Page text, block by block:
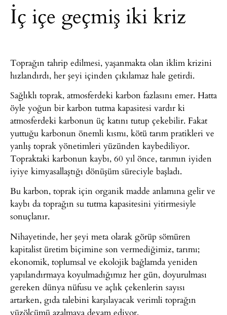
İç içe geçmiş iki kriz
Toprağın tahrip edilmesi, yaşanmakta olan iklim krizini
hızlandırdı, her şeyi içinden çıkılamaz hale getirdi.
Sağlıklı toprak, atmosferdeki karbon fazlasını emer. Hatta
öyle yoğun bir karbon tutma kapasitesi vardır ki
atmosferdeki karbonun üç katını tutup çekebilir. Fakat
yuttuğu karbonun önemli kısmı, kötü tarım pratikleri ve
yanlış toprak yönetimleri yüzünden kaybediliyor.
Topraktaki karbonun kaybı, 60 yıl önce, tarımın iyiden
iyiye kimyasallaştığı dönüşüm süreciyle başladı.
Bu karbon, toprak için organik madde anlamına gelir ve
kaybı da toprağın su tutma kapasitesini yitirmesiyle
sonuçlanır.
Nihayetinde, her şeyi meta olarak görüp sömüren
kapitalist üretim biçimine son vermediğimiz, tarımı;
ekonomik, toplumsal ve ekolojik bağlamda yeniden
yapılandırmaya koyulmadığımız her gün, doyurulması
gereken dünya nüfusu ve açlık çekenlerin sayısı
artarken, gıda talebini karşılayacak verimli toprağın
yüzölçümü azalmaya devam ediyor.